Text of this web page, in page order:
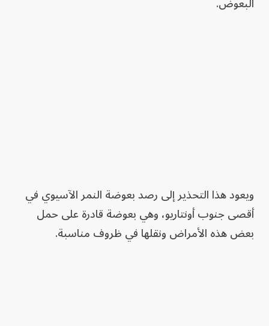
ويعود هذا التحذير إلى رصد بعوضة النمر الآسيوي في
أقصى جنوب أونتاريو، وهي بعوضة قادرة على حمل
بعض هذه الأمراض ونقلها في ظروف مناسبة.